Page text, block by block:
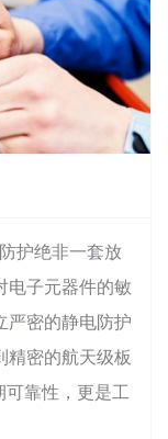
护绝非一套放
电子元器件的敏
严密的静电防护
精密的航天级板
靠性，更是工